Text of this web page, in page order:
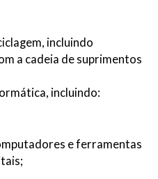
incluindo
a cadeia de suprimentos
incluindo:
e ferramentas